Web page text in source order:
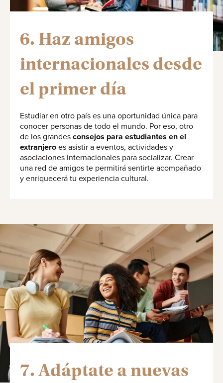
6. Haz amigos
internacionales desde
el primer día
Estudiar en otro país es una oportunidad única para
conocer personas de todo el mundo. Por eso, otro
de los grandes consejos para estudiantes en el
extranjero es asistir a eventos, actividades y
asociaciones internacionales para socializar. Crear
una red de amigos te permitirá sentirte acompañado
y enriquecerá tu experiencia cultural.
7. Adáptate a nuevas